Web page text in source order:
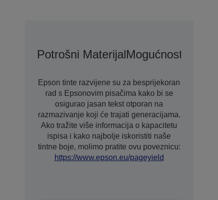
Potrošni MaterijalMogućnosti
Epson tinte razvijene su za besprijekoran
rad s Epsonovim pisačima kako bi se
osigurao jasan tekst otporan na
razmazivanje koji će trajati generacijama.
Ako tražite više informacija o kapacitetu
ispisa i kako najbolje iskoristiti naše
tintne boje, molimo pratite ovu poveznicu:
https://www.epson.eu/pageyield